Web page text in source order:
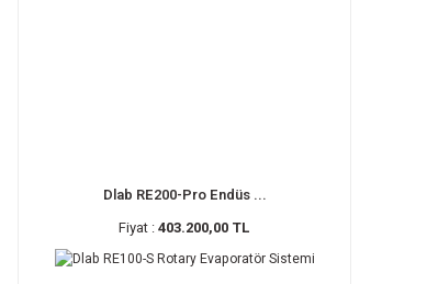
Dlab RE200-Pro Endüs ...
Fiyat :403.200,00 TL